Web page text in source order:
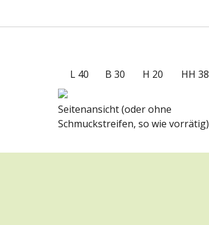
L 40 B 30 H 20 HH 38
Seitenansicht (oder ohne
Schmuckstreifen, so wie vorrätig)